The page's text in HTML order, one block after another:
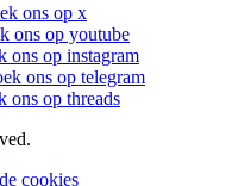
ons op x
ons op youtube
ons op instagram
ons op telegram
ons op threads
cookies